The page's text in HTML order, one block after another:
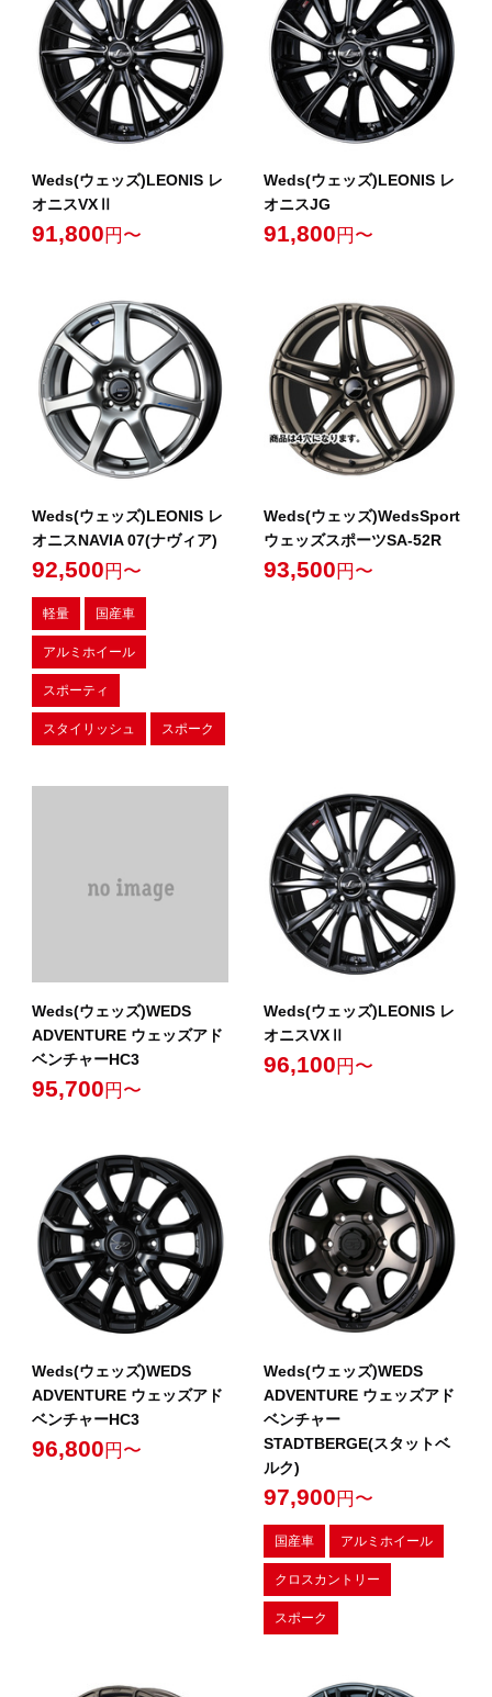
Weds(ウェッズ)LEONIS レ
オニスVXⅡ
91,800 円〜
Weds(ウェッズ)LEONIS レ
オニスJG
91,800 円〜
Weds(ウェッズ)LEONIS レ
オニスNAVIA 07(ナヴィア)
92,500 円〜
軽量 国産車
アルミホイール
スポーティ
スタイリッシュ スポーク
Weds(ウェッズ)WedsSport
ウェッズスポーツSA-52R
93,500 円〜
Weds(ウェッズ)WEDS
ADVENTURE ウェッズアド
ベンチャーHC3
95,700 円〜
Weds(ウェッズ)LEONIS レ
オニスVXⅡ
96,100 円〜
Weds(ウェッズ)WEDS
ADVENTURE ウェッズアド
ベンチャーHC3
96,800 円〜
Weds(ウェッズ)WEDS
ADVENTURE ウェッズアド
ベンチャー
STADTBERGE(スタットベ
ルク)
97,900 円〜
国産車 アルミホイール
クロスカントリー
スポーク